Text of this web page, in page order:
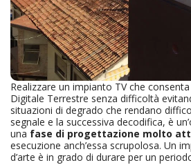
Realizzare un impianto TV che
Digitale Terrestre senza difficoltà
situazioni di degrado che rendano
segnale e la successiva decodifica, è
una fase di progettazione molto
esecuzione anch’essa scrupolosa. Un
d’arte è in grado di durare per un